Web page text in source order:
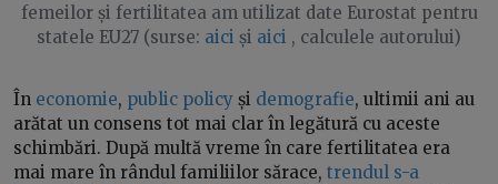
femeilor și fertilitatea am utilizat date Eurostat pentru
statele EU27 (surse: aici și aici , calculele autorului)
În economie, public policy și demografie, ultimii ani au
arătat un consens tot mai clar în legătură cu aceste
schimbări. După multă vreme în care fertilitatea era
mai mare în rândul familiilor sărace, trendul s-a